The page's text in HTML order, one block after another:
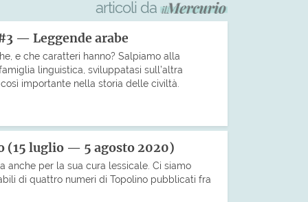
articoli da
— Leggende arabe
e che caratteri hanno? Salpiamo alla
linguistica, sviluppatasi sull’altra
importante nella storia delle civiltà.
(15 luglio — 5 agosto 2020)
anche per la sua cura lessicale. Ci siamo
di quattro numeri di Topolino pubblicati fra